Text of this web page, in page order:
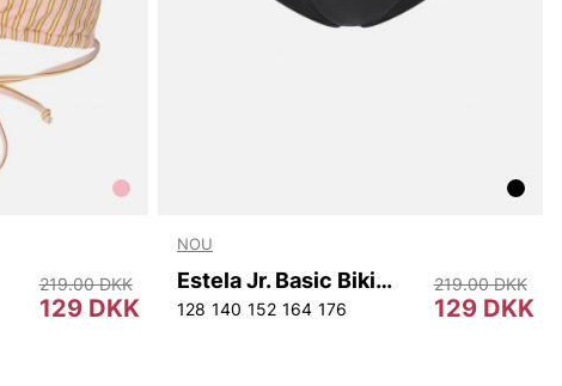
129 DKK
219.00 DKK
NOU
Estela Jr. Basic Bikini Pants
128 140 152 164 176 129 DKK
219.00 DKK